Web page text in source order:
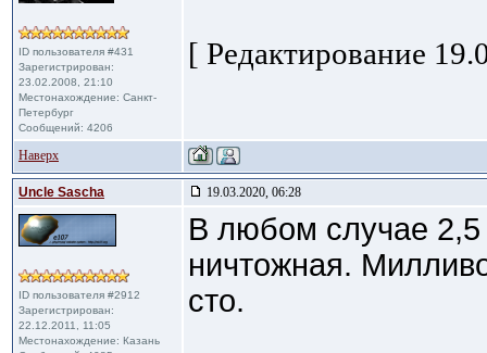
ID пользователя #431
Зарегистрирован:
23.02.2008, 21:10
Местонахождение: Санкт-
Петербург
Сообщений: 4206
[ Редактирование
Наверх
Uncle Sascha 19.03.2020, 06:28
ID пользователя #2912
Зарегистрирован:
22.12.2011, 11:05
Местонахождение: Казань
В любом случае 2,5
ничтожная.
сто.